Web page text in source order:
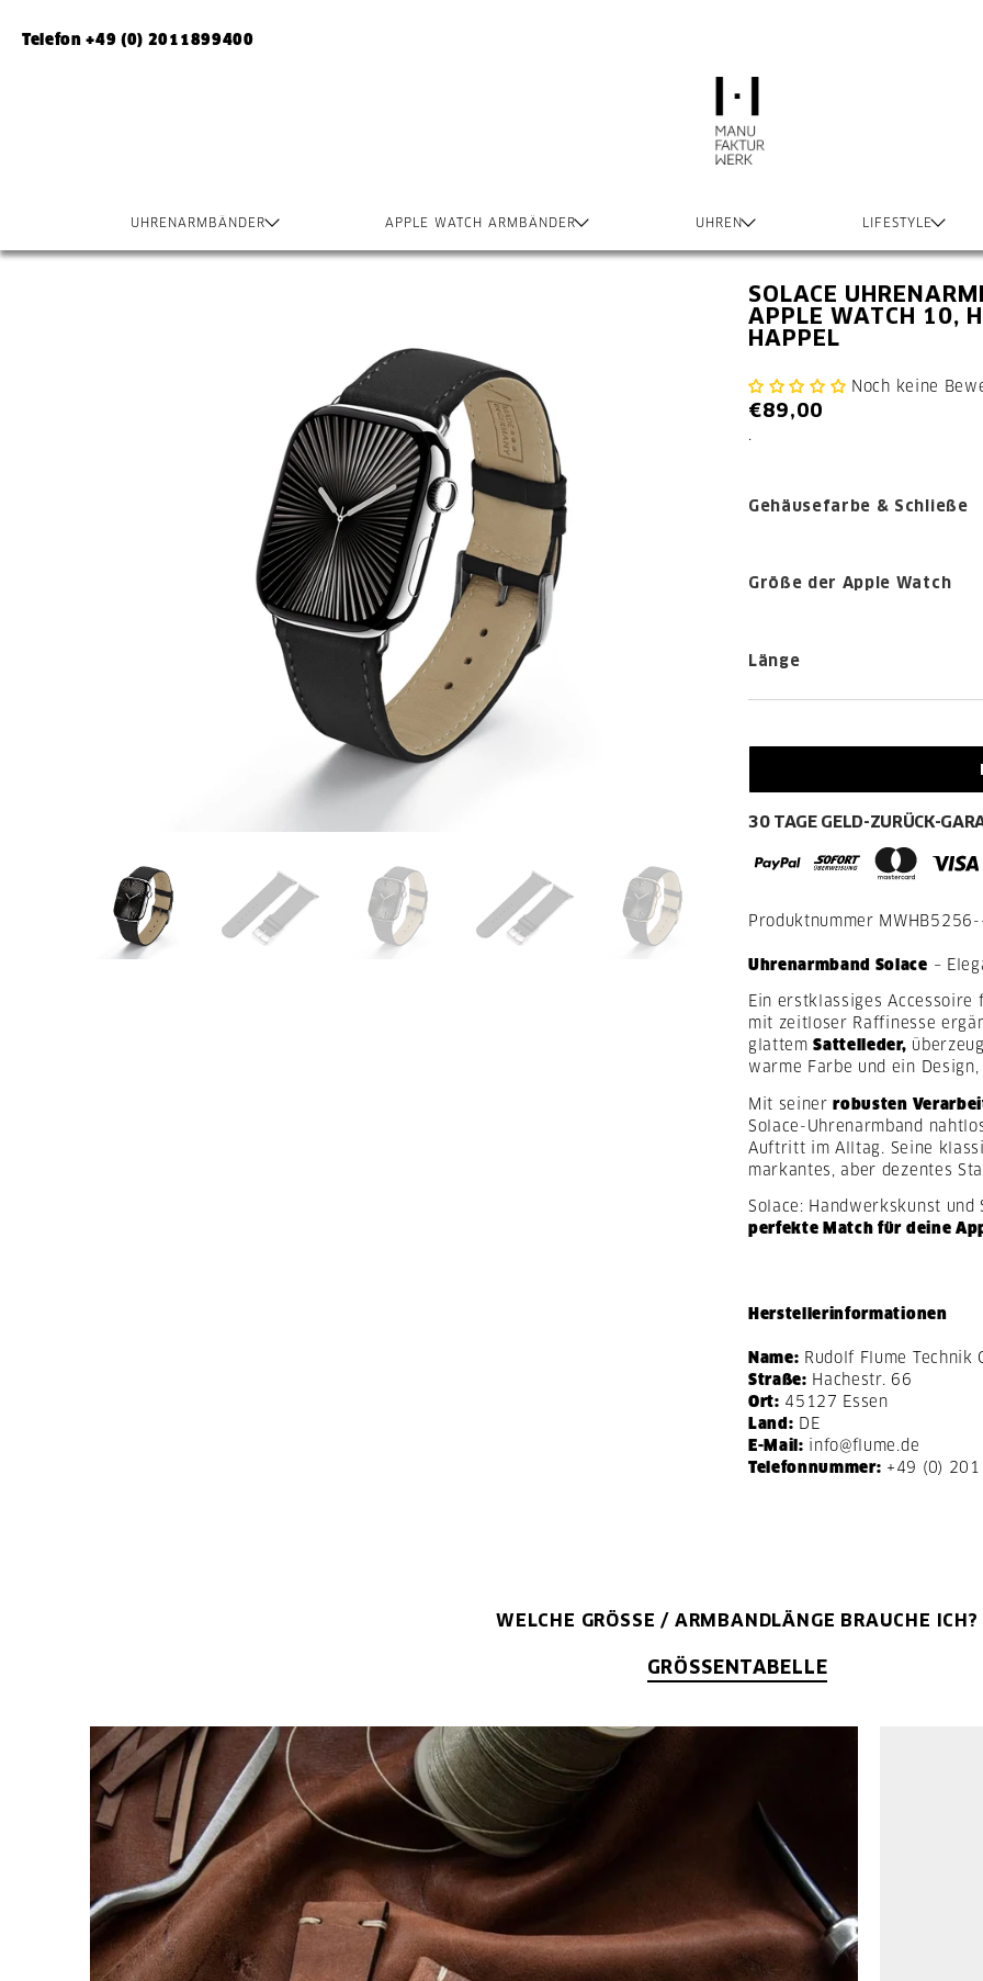
Telefon +49 (0) 2011899400
UHRENARMBÄNDER APPLE WATCH ARMBÄNDER UHREN LIFESTYLE
SOLACE
APPLE WATCH 10,
HAPPEL
Noch keine
€89,00
.
Gehäusefarbe & Schließe
Größe der Apple Watch
Länge
30 TAGE GELD-ZURÜCK-
Produktnummer
Uhrenarmband Solace –
Ein erstklassiges Accessoire
mit zeitloser Raffinesse
glattemSattelleder,
warme Farbe und ein Design,
Mit seinerrobusten
Solace-Uhrenarmband
Auftritt im Alltag. Seine
markantes, aber dezentes
Solace: Handwerkskunst
perfekte Match für deine
Herstellerinformationen
Name: Rudolf Flume Technik
Straße: Hachestr. 66
Ort: 45127 Essen
Land: DE
E-Mail: info@flume.de
Telefonnummer: +49 (0)
WELCHE GRÖSSE / ARMBANDLÄNGE BRAUCHE ICH?
GRÖSSENTABELLE